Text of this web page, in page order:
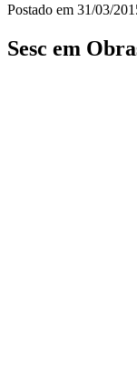
Postado em 31/03/
Sesc em